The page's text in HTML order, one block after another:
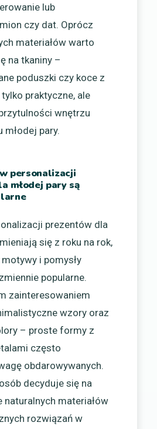
lub
czy dat. Oprócz
materiałów warto
na tkaniny –
poduszki czy koce z
praktyczne, ale
wnętrzu
młodej pary.
personalizacji
młodej pary są
prezentów dla
się z roku na rok,
i pomysły
popularne.
zainteresowaniem
wzory oraz
– proste formy z
często
obdarowywanych.
decyduje się na
naturalnych materiałów
rozwiązań w